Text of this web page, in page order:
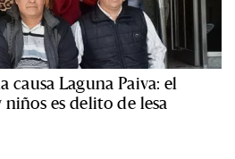
causa Laguna Paiva: el
es delito de lesa